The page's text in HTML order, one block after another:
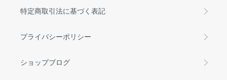
特定商取引法に基づく表記
プライバシーポリシー
ショップブログ